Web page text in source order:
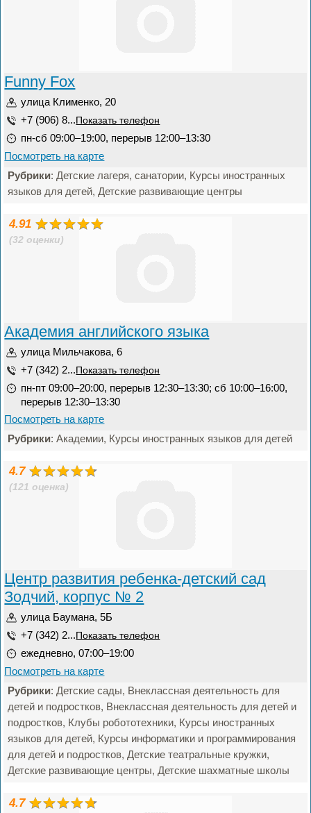
Funny Fox
улица Клименко, 20
+7 (906) 8... Показать телефон
пн-сб 09:00–19:00, перерыв 12:00–13:30
Посмотреть на карте
Рубрики: Детские лагеря, санатории, Курсы иностранных
языков для детей, Детские развивающие центры
4.91
(32 оценки)
Академия английского языка
улица Мильчакова, 6
+7 (342) 2... Показать телефон
пн-пт 09:00–20:00, перерыв 12:30–13:30; сб 10:00–16:00,
перерыв 12:30–13:30
Посмотреть на карте
Рубрики: Академии, Курсы иностранных языков для детей
4.7
(121 оценка)
Центр развития ребенка-детский сад
Зодчий, корпус № 2
улица Баумана, 5Б
+7 (342) 2... Показать телефон
ежедневно, 07:00–19:00
Посмотреть на карте
Рубрики: Детские сады, Внеклассная деятельность для
детей и подростков, Внеклассная деятельность для детей и
подростков, Клубы робототехники, Курсы иностранных
языков для детей, Курсы информатики и программирования
для детей и подростков, Детские театральные кружки,
Детские развивающие центры, Детские шахматные школы
4.7